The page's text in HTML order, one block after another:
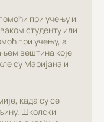
при учењу и
студенту или
при учењу, а
вештина које
су Маријана и
када су се
Школски